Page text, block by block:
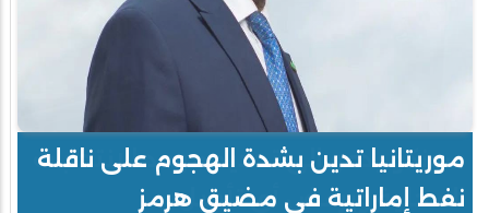
موريتانيا تدين بشدة الهجوم على ناقلة
نفط إماراتية في مضيق هرمز